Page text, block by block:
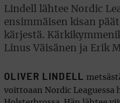
Lindell lähtee Nordic
ensimmäisen kisan
kärjestä.
Linus Väisänen ja Erik
OLIVER LINDELL
voittoaan Nordic Leaguessa